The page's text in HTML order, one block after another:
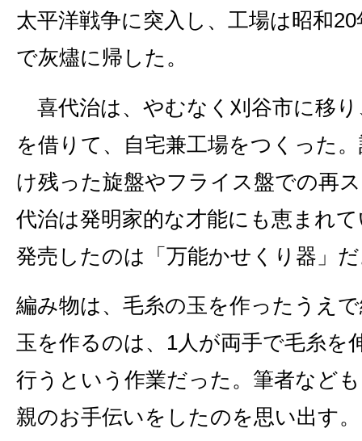
太平洋戦争に突入し、工場は昭和
で灰燼に帰した。
喜代治は、やむなく刈谷市に移
を借りて、自宅兼工場をつくった
け残った旋盤やフライス盤での再
代治は発明家的な才能にも恵まれ
発売したのは「万能かせくり器」
編み物は、毛糸の玉を作ったうえ
玉を作るのは、1人が両手で毛糸を
行うという作業だった。筆者など
親のお手伝いをしたのを思い出す